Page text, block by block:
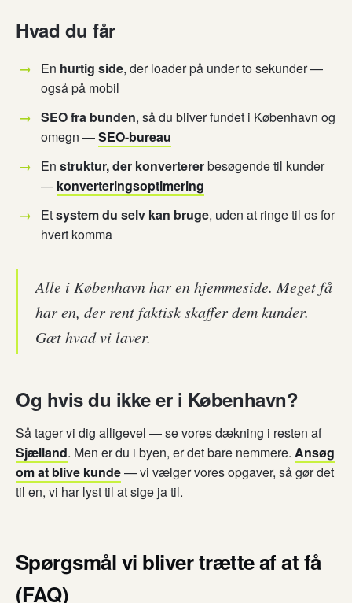
Hvad du får
En hurtig side, der loader på under to sekunder —
også på mobil
SEO fra bunden, så du bliver fundet i København og
omegn —SEO-bureau
En struktur, der konvertererbesøgende til kunder
— konverteringsoptimering
Etsystem du selv kan bruge, uden at ringe til os for
hvert komma
Alle i København har en hjemmeside. Meget få
har en, der rent faktisk skaffer dem kunder.
Gæt hvad vi laver.
Og hvis du ikke er i København?
Så tager vi dig alligevel — se vores dækning i resten af
Sjælland. Men er du i byen, er det bare nemmere. Ansøg
om at blive kunde— vi vælger vores opgaver, så gør det
til en, vi har lyst til at sige ja til.
Spørgsmål vi bliver trætte af at få
(FAQ)